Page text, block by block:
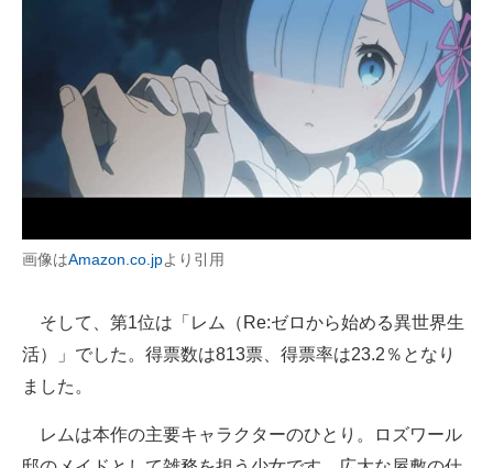
画像はAmazon.co.jpより引用
そして、第1位は「レム（Re:ゼロから始める異世界生
活）」でした。得票数は813票、得票率は23.2％となり
ました。
レムは本作の主要キャラクターのひとり。ロズワール